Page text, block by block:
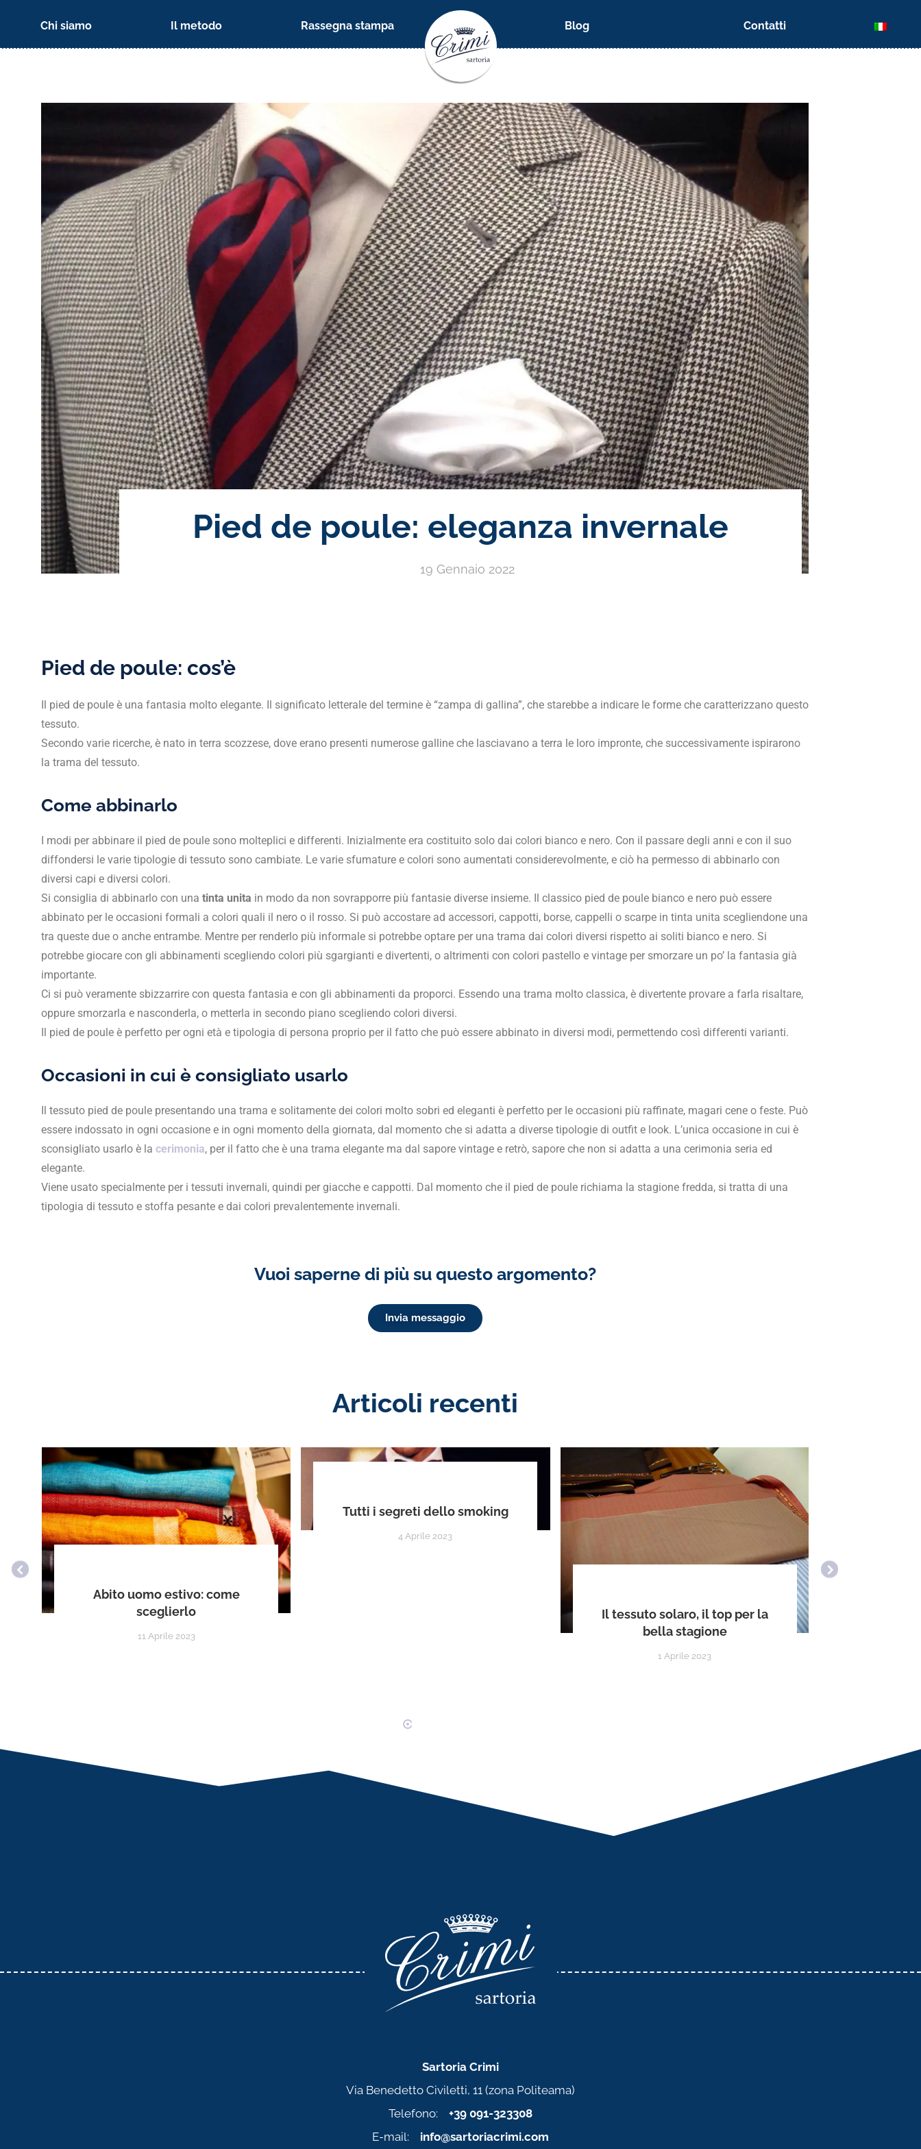
Chi siamo Il metodo Rassegna stampa Blog Contatti
Pied de poule: eleganza invernale
19 Gennaio 2022
Pied de poule: cos’è
Il pied de poule è una fantasia molto elegante. Il significato letterale del termine è “zampa di gallina”, che starebbe a indicare le forme che caratterizzano questo
tessuto.
Secondo varie ricerche, è nato in terra scozzese, dove erano presenti numerose galline che lasciavano a terra le loro impronte, che successivamente ispirarono
la trama del tessuto.
Come abbinarlo
I modi per abbinare il pied de poule sono molteplici e differenti. Inizialmente era costituito solo dai colori bianco e nero. Con il passare degli anni e con il suo
diffondersi le varie tipologie di tessuto sono cambiate. Le varie sfumature e colori sono aumentati considerevolmente, e ciò ha permesso di abbinarlo con
diversi capi e diversi colori.
Si consiglia di abbinarlo con una tinta unita in modo da non sovrapporre più fantasie diverse insieme. Il classico pied de poule bianco e nero può essere
abbinato per le occasioni formali a colori quali il nero o il rosso. Si può accostare ad accessori, cappotti, borse, cappelli o scarpe in tinta unita scegliendone una
tra queste due o anche entrambe. Mentre per renderlo più informale si potrebbe optare per una trama dai colori diversi rispetto ai soliti bianco e nero. Si
potrebbe giocare con gli abbinamenti scegliendo colori più sgargianti e divertenti, o altrimenti con colori pastello e vintage per smorzare un po’ la fantasia già
importante.
Ci si può veramente sbizzarrire con questa fantasia e con gli abbinamenti da proporci. Essendo una trama molto classica, è divertente provare a farla risaltare,
oppure smorzarla e nasconderla, o metterla in secondo piano scegliendo colori diversi.
Il pied de poule è perfetto per ogni età e tipologia di persona proprio per il fatto che può essere abbinato in diversi modi, permettendo così differenti varianti.
Occasioni in cui è consigliato usarlo
Il tessuto pied de poule presentando una trama e solitamente dei colori molto sobri ed eleganti è perfetto per le occasioni più raffinate, magari cene o feste. Può
essere indossato in ogni occasione e in ogni momento della giornata, dal momento che si adatta a diverse tipologie di outfit e look. L’unica occasione in cui è
sconsigliato usarlo è la cerimonia, per il fatto che è una trama elegante ma dal sapore vintage e retrò, sapore che non si adatta a una cerimonia seria ed
elegante.
Viene usato specialmente per i tessuti invernali, quindi per giacche e cappotti. Dal momento che il pied de poule richiama la stagione fredda, si tratta di una
tipologia di tessuto e stoffa pesante e dai colori prevalentemente invernali.
Vuoi saperne di più su questo argomento?
Invia messaggio
Articoli recenti
Abito uomo estivo: come
sceglierlo
11 Aprile 2023
Tutti i segreti dello smoking
4 Aprile 2023
Il tessuto solaro, il top per la
bella stagione
1 Aprile 2023
Sartoria Crimi
Via Benedetto Civiletti, 11 (zona Politeama)
Telefono: +39 091-323308
E-mail: info@sartoriacrimi.com